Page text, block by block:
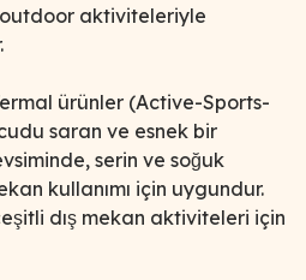
aktiviteleriyle
ürünler (Active-Sports-
saran ve esnek bir
serin ve soğuk
kullanımı için uygundur.
dış mekan aktiviteleri için